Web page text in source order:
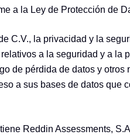
a la Ley de Protección de
C.V., la privacidad y la
a la seguridad y a
de pérdida de datos y
a sus bases de datos
Reddin Assessments,